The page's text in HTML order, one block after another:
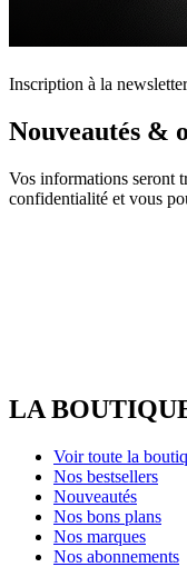
Inscription à la newsletter
Nouveautés &
Vos informations seront
confidentialité et vous
LA
Voir toute la
Nos bestsellers
Nouveautés
Nos bons plans
Nos marques
Nos abonnements